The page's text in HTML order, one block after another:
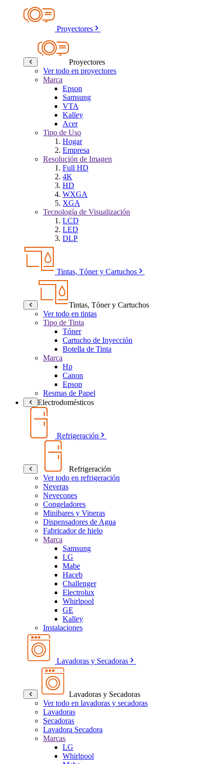
Proyectores
Proyectores
Ver todo en proyectores
Marca
Epson
Samsung
VTA
Kalley
Acer
Tipo de Uso
Hogar
Empresa
Resolución de Imagen
Full HD
4K
HD
WXGA
XGA
Tecnología de Visualización
LCD
LED
DLP
Tintas, Tóner y Cartuchos
Tintas, Tóner y Cartuchos
Ver todo en tintas
Tipo de Tinta
Tóner
Cartucho de Inyección
Botella de Tinta
Marca
Hp
Canon
Epson
Resmas de Papel
Electrodomésticos
Refrigeración
Refrigeración
Ver todo en refrigeración
Neveras
Nevecones
Congeladores
Minibares y Vineras
Dispensadores de Agua
Fabricador de hielo
Marca
Samsung
LG
Mabe
Haceb
Challenger
Electrolux
Whirlpool
GE
Kalley
Instalaciones
Lavadoras y Secadoras
Lavadoras y Secadoras
Ver todo en lavadoras y secadoras
Lavadoras
Secadoras
Lavadora Secadora
Marcas
LG
Whirlpool